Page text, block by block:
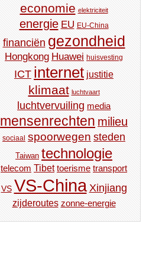
economie elektriciteit
energie EU EU-China
financiën gezondheid
Hongkong Huawei huisvesting
ICT internet justitie
klimaat luchtvaart
luchtvervuiling media
mensenrechten milieu
sociaal spoorwegen steden
Taiwan technologie
telecom Tibet toerisme transport
VS VS-China Xinjiang
zijderoutes zonne-energie